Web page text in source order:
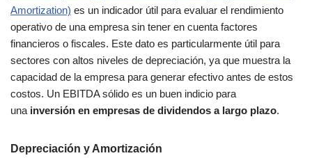
Amortization) es un indicador útil para evaluar el rendimiento
operativo de una empresa sin tener en cuenta factores
financieros o fiscales. Este dato es particularmente útil para
sectores con altos niveles de depreciación, ya que muestra la
capacidad de la empresa para generar efectivo antes de estos
costos. Un EBITDA sólido es un buen indicio para
una inversión en empresas de dividendos a largo plazo.
Depreciación y Amortización